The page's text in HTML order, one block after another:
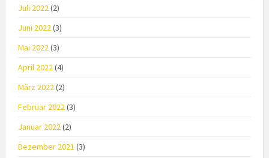
Juli 2022(2)
Juni 2022(3)
Mai 2022(3)
April 2022(4)
März 2022(2)
Februar 2022(3)
Januar 2022(2)
Dezember 2021 (3)